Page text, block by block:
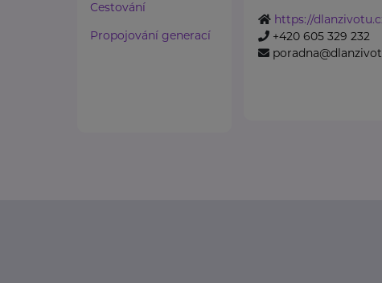
Cestování
Propojování generací
https://
+420 605 329 232